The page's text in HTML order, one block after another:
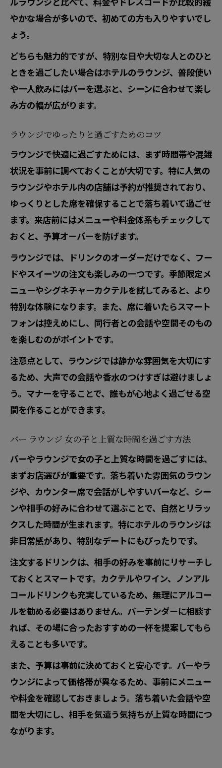
やかな場合が多いので、初めての方も入りやすいでし
ょう。
どちらも魅力的ですが、特別な日や大切な人とのひと
ときを過ごしたい場合はホテルのラウンジ、普段使い
や一人飲みにはバーを選ぶと、シーンに合わせて楽し
み方の幅が広がります。
ラウンジでゆったりと過ごすためのコツ
ラウンジで快適に過ごすためには、まず時間帯や混雑
状況を事前に調べておくことが大切です。特に人気の
ラウンジやホテル内の店舗は予約が推奨されており、
ゆっくりとした席を確保することで落ち着いて過ごせ
ます。来店前にはメニューや料金体系もチェックして
おくと、予算オーバーを防げます。
ラウンジでは、ドリンクのオーダーだけでなく、フー
ドやスイーツの注文も楽しみの一つです。季節限定メ
ニューやシグネチャーカクテルを試してみると、より
特別な体験になります。また、席に着いたらスマート
フォンは控えめにし、同行者との会話や空間そのもの
を楽しむのがポイントです。
注意点として、ラウンジでは静かな雰囲気を大切にす
るため、大声での会話や香水のつけすぎは避けましょ
う。マナーを守ることで、誰もが心地よく過ごせる空
間を作ることができます。
バー ラウンジ 女の子と上質な時間を過ごす方法
バーやラウンジで女の子と上質な時間を過ごすには、
まずお店選びが重要です。落ち着いた雰囲気のラウン
ジや、カウンター席で会話がしやすいバーなど、シー
ンや相手の好みに合わせて選ぶことで、自然とリラッ
クスした時間が生まれます。特にホテルのラウンジは
非日常感があり、特別なデートにもぴったりです。
注文するドリンクは、相手の好みを事前にリサーチし
ておくとスマートです。カクテルやワイン、ノンアル
コールドリンクも充実しているため、無理にアルコー
ルを勧める必要はありません。バーテンダーに相談す
れば、その場に合ったおすすめの一杯を提案してもら
えることも多いです。
また、予算は事前に決めておくと安心です。バーやラ
ウンジによって価格帯が異なるため、事前にメニュー
や料金を確認しておきましょう。落ち着いた会話や空
間を大切にし、相手を気遣う気持ちが上質な時間につ
ながります。